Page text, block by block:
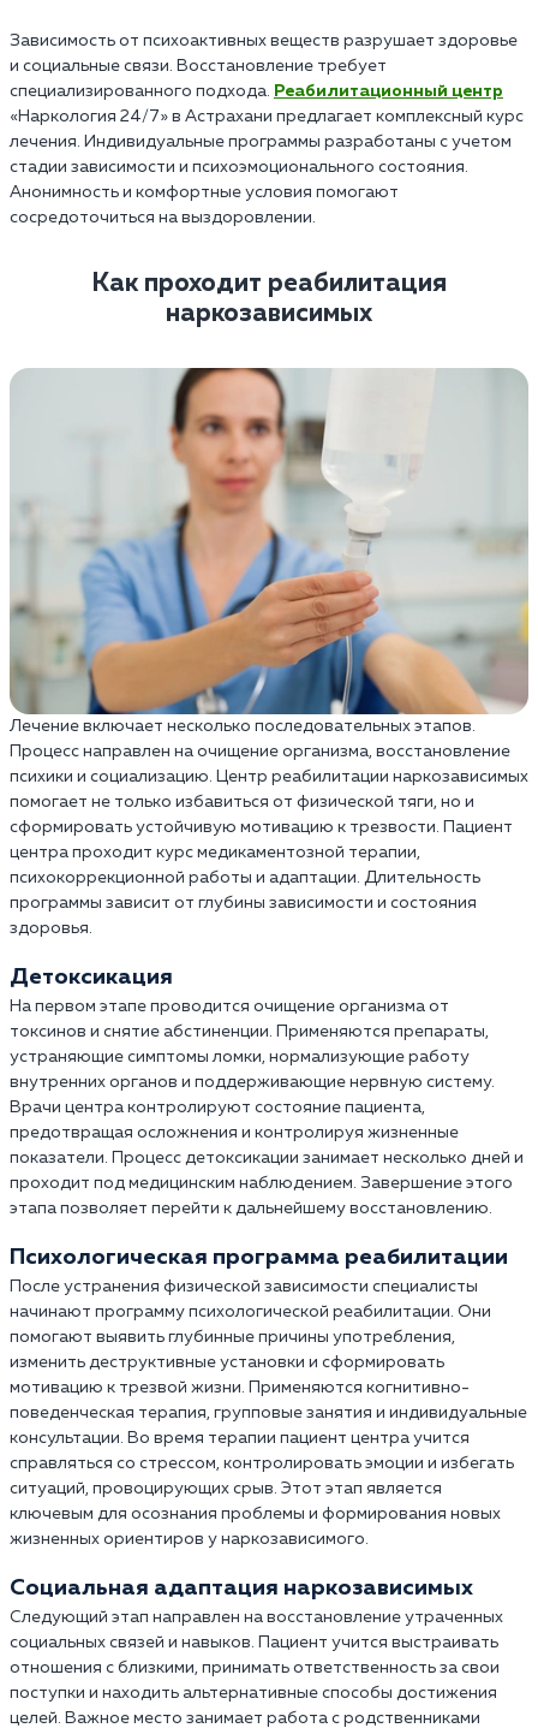
Зависимость от психоактивных веществ разрушает здоровье
и социальные связи. Восстановление требует
специализированного подхода. Реабилитационный центр
«Наркология 24/7» в Астрахани предлагает комплексный курс
лечения. Индивидуальные программы разработаны с учетом
стадии зависимости и психоэмоционального состояния.
Анонимность и комфортные условия помогают
сосредоточиться на выздоровлении.
Как проходит реабилитация
наркозависимых
Лечение включает несколько последовательных этапов.
Процесс направлен на очищение организма, восстановление
психики и социализацию. Центр реабилитации наркозависимых
помогает не только избавиться от физической тяги, но и
сформировать устойчивую мотивацию к трезвости. Пациент
центра проходит курс медикаментозной терапии,
психокоррекционной работы и адаптации. Длительность
программы зависит от глубины зависимости и состояния
здоровья.
Детоксикация
На первом этапе проводится очищение организма от
токсинов и снятие абстиненции. Применяются препараты,
устраняющие симптомы ломки, нормализующие работу
внутренних органов и поддерживающие нервную систему.
Врачи центра контролируют состояние пациента,
предотвращая осложнения и контролируя жизненные
показатели. Процесс детоксикации занимает несколько дней и
проходит под медицинским наблюдением. Завершение этого
этапа позволяет перейти к дальнейшему восстановлению.
Психологическая программа реабилитации
После устранения физической зависимости специалисты
начинают программу психологической реабилитации. Они
помогают выявить глубинные причины употребления,
изменить деструктивные установки и сформировать
мотивацию к трезвой жизни. Применяются когнитивно-
поведенческая терапия, групповые занятия и индивидуальные
консультации. Во время терапии пациент центра учится
справляться со стрессом, контролировать эмоции и избегать
ситуаций, провоцирующих срыв. Этот этап является
ключевым для осознания проблемы и формирования новых
жизненных ориентиров у наркозависимого.
Социальная адаптация наркозависимых
Следующий этап направлен на восстановление утраченных
социальных связей и навыков. Пациент учится выстраивать
отношения с близкими, принимать ответственность за свои
поступки и находить альтернативные способы достижения
целей. Важное место занимает работа с родственниками